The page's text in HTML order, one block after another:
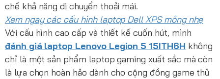
chế khả năng di chuyển thoải mái.
Xem ngay các cấu hình laptop Dell XPS mỏng nhẹ
Với cấu hình cao cấp và thiết kế cuốn hút, mình
đánh giá laptop Lenovo Legion 5 15ITH6H không
chỉ là một sản phẩm laptop gaming xuất sắc mà còn
là lựa chọn hoàn hảo dành cho cộng đồng game thủ